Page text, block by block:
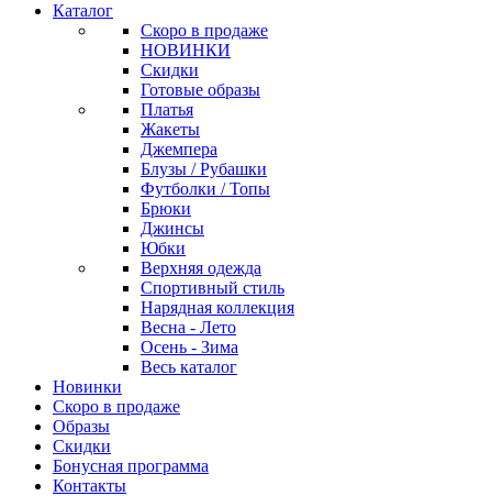
Каталог
Скоро в продаже
НОВИНКИ
Скидки
Готовые образы
Платья
Жакеты
Джемпера
Блузы / Рубашки
Футболки / Топы
Брюки
Джинсы
Юбки
Верхняя одежда
Спортивный стиль
Нарядная коллекция
Весна - Лето
Осень - Зима
Весь каталог
Новинки
Скоро в продаже
Образы
Скидки
Бонусная программа
Контакты